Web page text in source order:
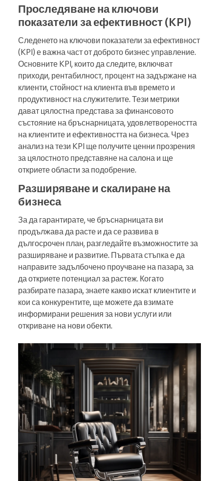
Проследяване на ключови
показатели за ефективност (KPI)
Следенето на ключови показатели за ефективност
(KPI) е важна част от доброто бизнес управление.
Основните KPI, които да следите, включват
приходи, рентабилност, процент на задържане на
клиенти, стойност на клиента във времето и
продуктивност на служителите. Тези метрики
дават цялостна представа за финансовото
състояние на бръснарницата, удовлетвореността
на клиентите и ефективността на бизнеса. Чрез
анализ на тези KPI ще получите ценни прозрения
за цялостното представяне на салона и ще
откриете области за подобрение.
Разширяване и скалиране на
бизнеса
За да гарантирате, че бръснарницата ви
продължава да расте и да се развива в
дългосрочен план, разгледайте възможностите за
разширяване и развитие. Първата стъпка е да
направите задълбочено проучване на пазара, за
да откриете потенциал за растеж. Когато
разбирате пазара, знаете какво искат клиентите и
кои са конкурентите, ще можете да взимате
информирани решения за нови услуги или
откриване на нови обекти.